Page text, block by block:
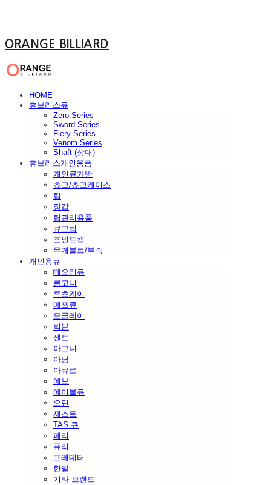
ORANGE BILLIARD
HOME
휴브리스큐
Zero Series
Sword Series
Fiery Series
Venom Series
Shaft (상대)
휴브리스개인용품
개인큐가방
쵸크/쵸크케이스
팁
장갑
팁관리용품
큐그립
조인트캡
무게볼트/부속
개인용큐
떼오리큐
롱고니
루츠케이
메쯔큐
모글레이
빅본
센토
아그니
아담
아큐로
에보
에이블큐
오딘
제스트
TAS 큐
페리
퓨리
프레데터
한밭
기타 브랜드